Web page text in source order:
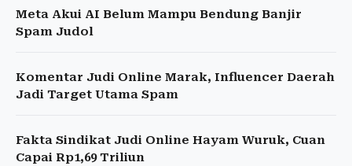
Meta Akui AI Belum Mampu Bendung Banjir
Spam Judol
Komentar Judi Online Marak, Influencer Daerah
Jadi Target Utama Spam
Fakta Sindikat Judi Online Hayam Wuruk, Cuan
Capai Rp1,69 Triliun